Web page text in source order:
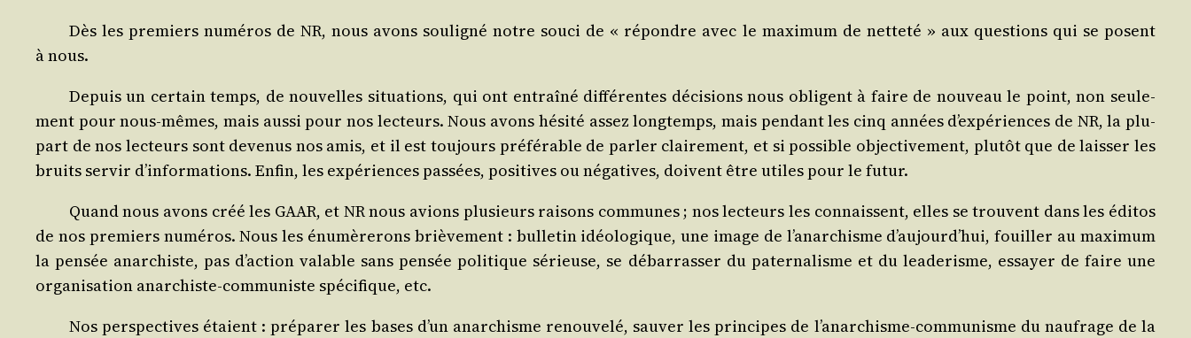
Dès les pre­miers numé­ros de NR, nous avons sou­li­gné notre sou­ci de « répondre avec le maxi­mum de net­te­té » aux ques­tions qui se posent
à nous.
Depuis un cer­tain temps, de nou­velles situa­tions, qui ont entraî­né dif­fé­rentes déci­sions nous obligent à faire de nou­veau le point, non seule­
ment pour nous-mêmes, mais aus­si pour nos lec­teurs. Nous avons hési­té assez long­temps, mais pen­dant les cinq années d’expériences de NR, la plu­
part de nos lec­teurs sont deve­nus nos amis, et il est tou­jours pré­fé­rable de par­ler clai­re­ment, et si pos­sible objec­ti­ve­ment, plu­tôt que de lais­ser les
bruits ser­vir d’informations. Enfin, les expé­riences pas­sées, posi­tives ou néga­tives, doivent être utiles pour le futur.
Quand nous avons créé les GAAR, et NR nous avions plu­sieurs rai­sons com­munes ; nos lec­teurs les connaissent, elles se trouvent dans les édi­tos
de nos pre­miers numé­ros. Nous les énu­mè­re­rons briè­ve­ment : bul­le­tin idéo­lo­gique, une image de l’anarchisme d’aujourd’hui, fouiller au maxi­mum
la pen­sée anar­chiste, pas d’action valable sans pen­sée poli­tique sérieuse, se débar­ras­ser du pater­na­lisme et du lea­de­risme, essayer de faire une
orga­ni­sa­tion anar­chiste-com­mu­niste spé­ci­fique, etc.
Nos pers­pec­tives étaient : pré­pa­rer les bases d’un anar­chisme renou­ve­lé, sau­ver les prin­cipes de l’anarchisme-communisme du nau­frage de la